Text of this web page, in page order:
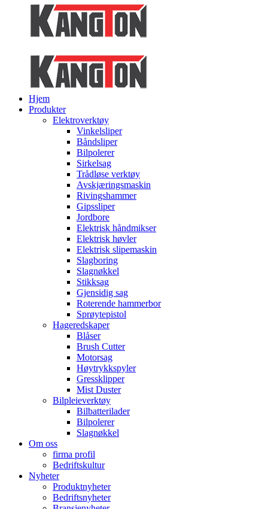
Hjem
Produkter
Elektroverktøy
Vinkelsliper
Båndsliper
Bilpolerer
Sirkelsag
Trådløse verktøy
Avskjæringsmaskin
Rivingshammer
Gipssliper
Jordbore
Elektrisk håndmikser
Elektrisk høvler
Elektrisk slipemaskin
Slagboring
Slagnøkkel
Stikksag
Gjensidig sag
Roterende hammerbor
Sprøytepistol
Hageredskaper
Blåser
Brush Cutter
Motorsag
Høytrykkspyler
Gressklipper
Mist Duster
Bilpleieverktøy
Bilbatterilader
Bilpolerer
Slagnøkkel
Om oss
firma profil
Bedriftskultur
Nyheter
Produktnyheter
Bedriftsnyheter